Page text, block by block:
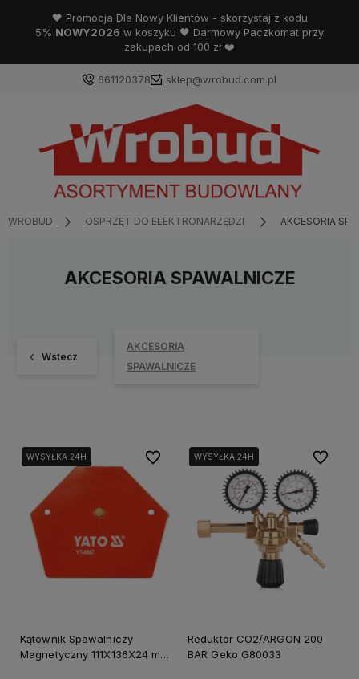
🖤 Promocja Dla Nowy Klientów - skorzystaj z kodu
5% NOWY2026 w koszyku 🖤 Darmowy Paczkomat przy
zakupach od 100 zł ❤️
661120378 sklep@wrobud.com.pl
WROBUD OSPRZĘT DO ELEKTRONARZĘDZI AKCESORIA
AKCESORIA SPAWALNICZE
Wstecz
AKCESORIA
SPAWALNICZE
WYSYŁKA 24H
Kątownik Spawalniczy
Magnetyczny 111X136X24 mm
Do ulubionychWYSYŁKA 24H
Reduktor CO2/ARGON 200
BAR Geko G80033
Do